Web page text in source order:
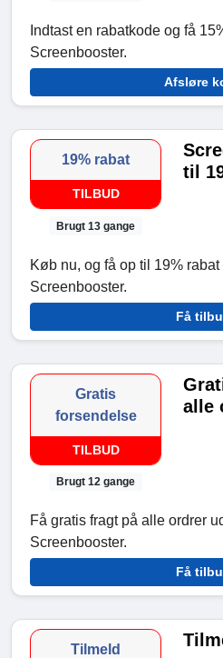
Indtast en rabatkode og få
Screenbooster.
Afsløre
19% rabat
TILBUD
Brugt 13 gange
til
Køb nu, og få op til 19%
Screenbooster.
Få
Gratis
forsendelse
TILBUD
Brugt 12 gange
alle
Få gratis fragt på alle ordrer
Screenbooster.
Få
Tilmeld